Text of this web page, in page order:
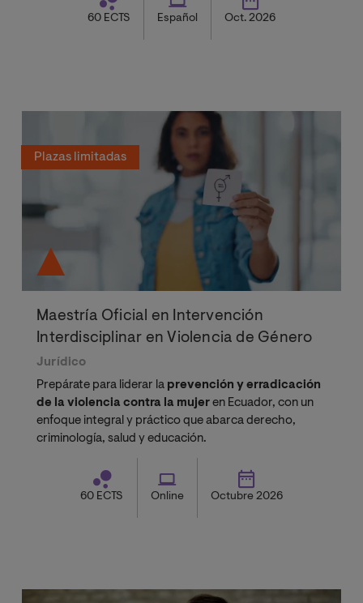
60 ECTS Español Oct. 2026
Plazas limitadas
Maestría Oficial en Intervención
Interdisciplinar en Violencia de Género
Jurídico
Prepárate para liderar la prevención y erradicación
de la violencia contra la mujer en Ecuador, con un
enfoque integral y práctico que abarca derecho,
criminología, salud y educación.
60 ECTS Online Octubre 2026